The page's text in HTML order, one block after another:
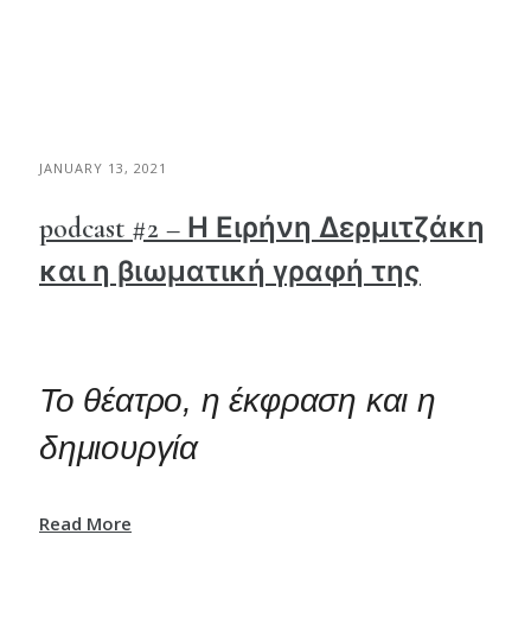
JANUARY 13, 2021
podcast #2 – Η Ειρήνη Δερμιτζάκη
και η βιωματική γραφή της
Το θέατρο, η έκφραση και η
δημιουργία
Read More